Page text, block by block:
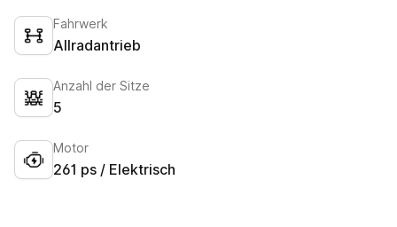
Fahrwerk
Allradantrieb
Anzahl der Sitze
5
Motor
261 ps / Elektrisch